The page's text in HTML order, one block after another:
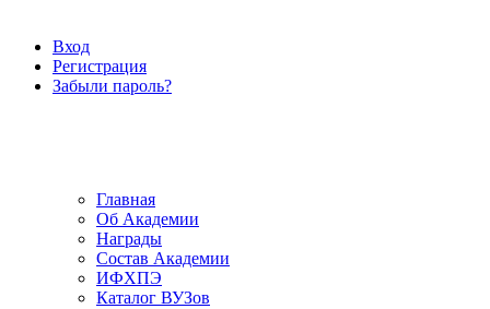
Вход
Регистрация
Забыли пароль?
Главная
Об Академии
Награды
Состав Академии
ИФХПЭ
Каталог ВУЗов